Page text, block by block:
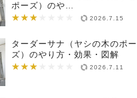
ポーズ）のや…
★★★
★★★★★★★ 2026.7.15
ターダーサナ（ヤシの木のポー
ズ）のやり方・効果・図解
★★★
★★★★★★★ 2026.7.11